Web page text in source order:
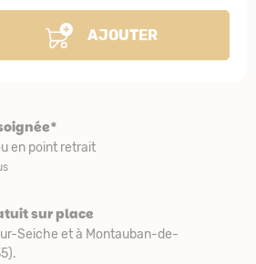
AJOUTER
en point retrait
sur place
Seiche et à Montauban-de-